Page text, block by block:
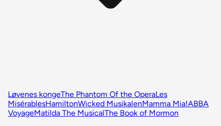
Løvenes kongeThe Phantom Of the OperaLes
MisérablesHamiltonWicked MusikalenMamma Mia!ABBA
VoyageMatilda The MusicalThe Book of Mormon